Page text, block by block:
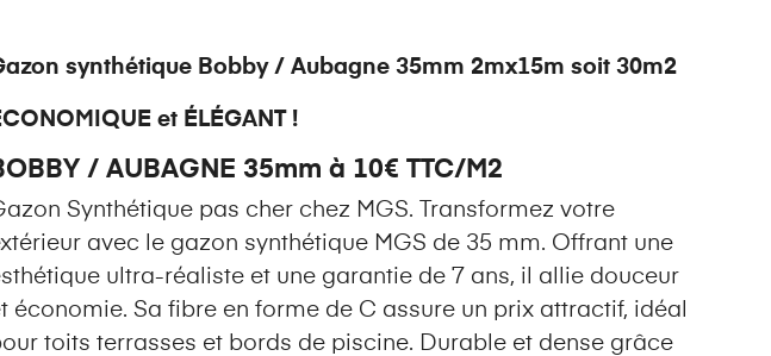
synthétique Bobby / Aubagne 35mm 2mx15m soit 30m2
et ÉLÉGANT !
/ AUBAGNE 35mm à 10€ TTC/M2
Synthétique pas cher chez MGS. Transformez votre
avec le gazon synthétique MGS de 35 mm. Offrant une
ultra-réaliste et une garantie de 7 ans, il allie douceur
économie. Sa fibre en forme de C assure un prix attractif, idéal
toits terrasses et bords de piscine. Durable et dense grâce